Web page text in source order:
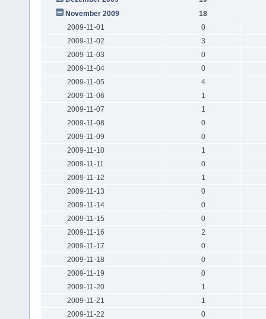
November 2009
18
2009-11-01
0
2009-11-02
3
2009-11-03
0
2009-11-04
0
2009-11-05
4
2009-11-06
1
2009-11-07
1
2009-11-08
0
2009-11-09
0
2009-11-10
1
2009-11-11
0
2009-11-12
1
2009-11-13
0
2009-11-14
0
2009-11-15
0
2009-11-16
2
2009-11-17
0
2009-11-18
0
2009-11-19
0
2009-11-20
1
2009-11-21
1
2009-11-22
0